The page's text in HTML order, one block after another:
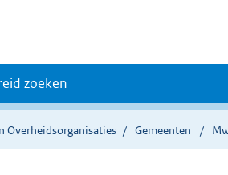
zoeken
Overheidsorganisaties Gemeenten